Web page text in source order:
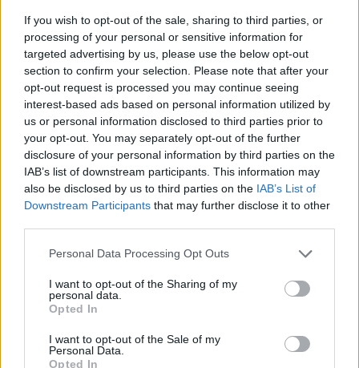
If you wish to opt-out of the sale, sharing to third parties, or
processing of your personal or sensitive information for
targeted advertising by us, please use the below opt-out
section to confirm your selection. Please note that after your
opt-out request is processed you may continue seeing
interest-based ads based on personal information utilized by
us or personal information disclosed to third parties prior to
your opt-out. You may separately opt-out of the further
disclosure of your personal information by third parties on the
IAB’s list of downstream participants. This information may
also be disclosed by us to third parties on the IAB’s List of
Downstream Participants that may further disclose it to other
Personal Data Processing Opt Outs
I want to opt-out of the Sharing of my
personal data.
Opted In
I want to opt-out of the Sale of my
Personal Data.
Opted In
Commenti
Accedioregistratiper commentare questo
L'email è richiesta ma non verrà mostrata ai visitatori. Il contenuto di questo
commento esprime il pensiero dell'autore e non rappresenta la linea editoriale
di VareseNews.it, che rimane autonoma e indipendente. I messaggi inclusi nei
che includano uno o più link a siti esterni verranno rimossi in automatico dal